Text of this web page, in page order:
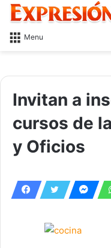
Menu
Invitan a
cursos de
y Oficios